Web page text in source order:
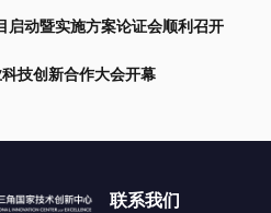
启动暨实施方案论证会顺利召开
技创新合作大会开幕
联系我们